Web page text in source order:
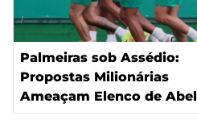
Palmeiras sob Assédio:
Propostas Milionárias
Ameaçam Elenco de Abel